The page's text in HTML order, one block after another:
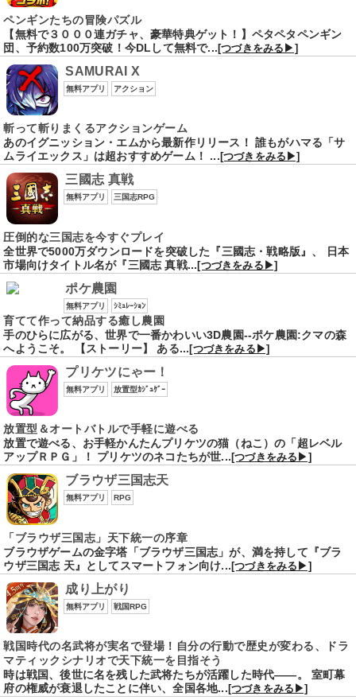
ペンギンたちの冒険パズル
【無料で３０００連ガチャ、豪華特典ゲット！】ペタペタペンギン
団、予約数100万突破！今DLして無料で...[つづきをみる▶]
SAMURAI X
無料アプリ アクション
斬って斬りまくるアクションゲーム
あのイグニッション・エムから最新作リリース！ 誰もがハマる「サ
ムライエックス」は超おすすめゲーム！ ... [つづきをみる▶]
三國志 真戦
無料アプリ 三国志RPG
圧倒的な三国志を今すぐプレイ
全世界で5000万ダウンロードを突破した『三國志・戦略版』、 日本
市場向けタイトル名が『三國志 真戦...[つづきをみる▶]
ポケ農園
無料アプリ ｼﾐｭﾚｰｼｮﾝ
育てて作って納品する癒し農園
手のひらに広がる、世界で一番かわいい3D農園--ポケ農園:クマの森
へようこそ。 【ストーリー】 ある...[つづきをみる▶]
プリケツにゃー！
無料アプリ 放置型ｶｼﾞｭｹﾞｰ
放置型＆オートバトルで手軽に遊べる
放置で遊べる、お手軽かんたんプリケツの猫（ねこ）の「超レベル
アップＲＰＧ」！ プリケツのネコたちが世...[つづきをみる▶]
ブラウザ三国志天
無料アプリ RPG
「ブラウザ三国志」天下統一の序章
ブラウザゲームの金字塔「ブラウザ三国志」が、満を持して『ブラ
ウザ三国志 天』としてスマートフォン向け...[つづきをみる▶]
成り上がり
無料アプリ 戦国RPG
戦国時代の名武将が実名で登場！自分の行動で歴史が変わる、ドラ
マティックシナリオで天下統一を目指そう
時は戦国、後世に名を残した武将たちが活躍した時代――。 室町幕
府の権威が衰退したことに伴い、全国各地... [つづきをみる▶]